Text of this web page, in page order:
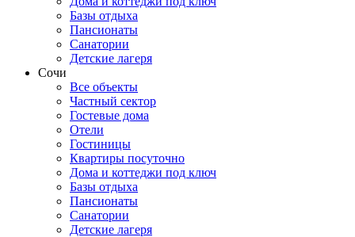
Базы отдыха
Пансионаты
Санатории
Детские лагеря
Сочи
Все объекты
Частный сектор
Гостевые дома
Отели
Гостиницы
Квартиры посуточно
Дома и коттеджи под ключ
Базы отдыха
Пансионаты
Санатории
Детские лагеря